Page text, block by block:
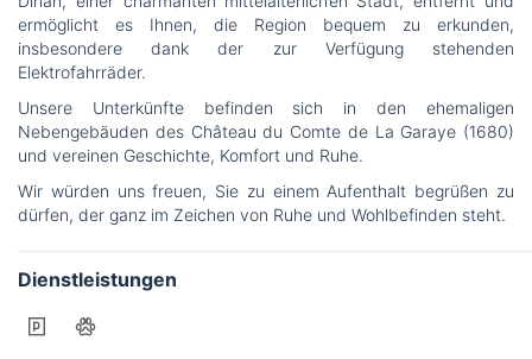
ermöglicht es Ihnen, die Region bequem zu erkunden,
insbesondere dank der zur Verfügung stehenden
Elektrofahrräder.
Unsere Unterkünfte befinden sich in den ehemaligen
Nebengebäuden des Château du Comte de La Garaye (1680)
und vereinen Geschichte, Komfort und Ruhe.
Wir würden uns freuen, Sie zu einem Aufenthalt begrüßen zu
dürfen, der ganz im Zeichen von Ruhe und Wohlbefinden steht.
Dienstleistungen